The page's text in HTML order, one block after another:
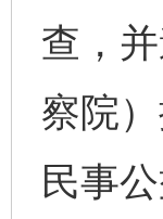
查，
察院
民事